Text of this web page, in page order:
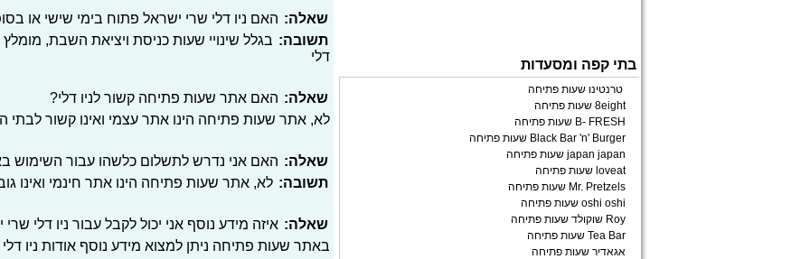
שאלה: האם ניו דלי שרי ישראל פתוח בימי שישי או
תשובה: בגלל שינויי שעות כניסת ויציאת השבת,
דלי
שאלה: האם אתר שעות פתיחה קשור לניו דלי?
לא, אתר שעות פתיחה הינו אתר עצמי ואינו קשור
שאלה: האם אני נדרש לתשלום כלשהו עבור השימוש
תשובה: לא, אתר שעות פתיחה הינו אתר חינמי ואינו
שאלה: איזה מידע נוסף אני יכול לקבל עבור ניו דלי
באתר שעות פתיחה ניתן למצוא מידע נוסף אודות ניו
בתי קפה ומסעדות
טרנטינו שעות פתיחה
8eight שעות פתיחה
B- FRESH שעות פתיחה
Black Bar 'n' Burger שעות פתיחה
japan japan שעות פתיחה
loveat שעות פתיחה
Mr. Pretzels שעות פתיחה
oshi oshi שעות פתיחה
Roy שוקולד שעות פתיחה
Tea Bar שעות פתיחה
אגאדיר שעות פתיחה